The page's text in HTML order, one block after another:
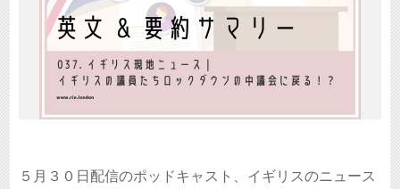
５月３０日配信のポッドキャスト、イギリスのニュース